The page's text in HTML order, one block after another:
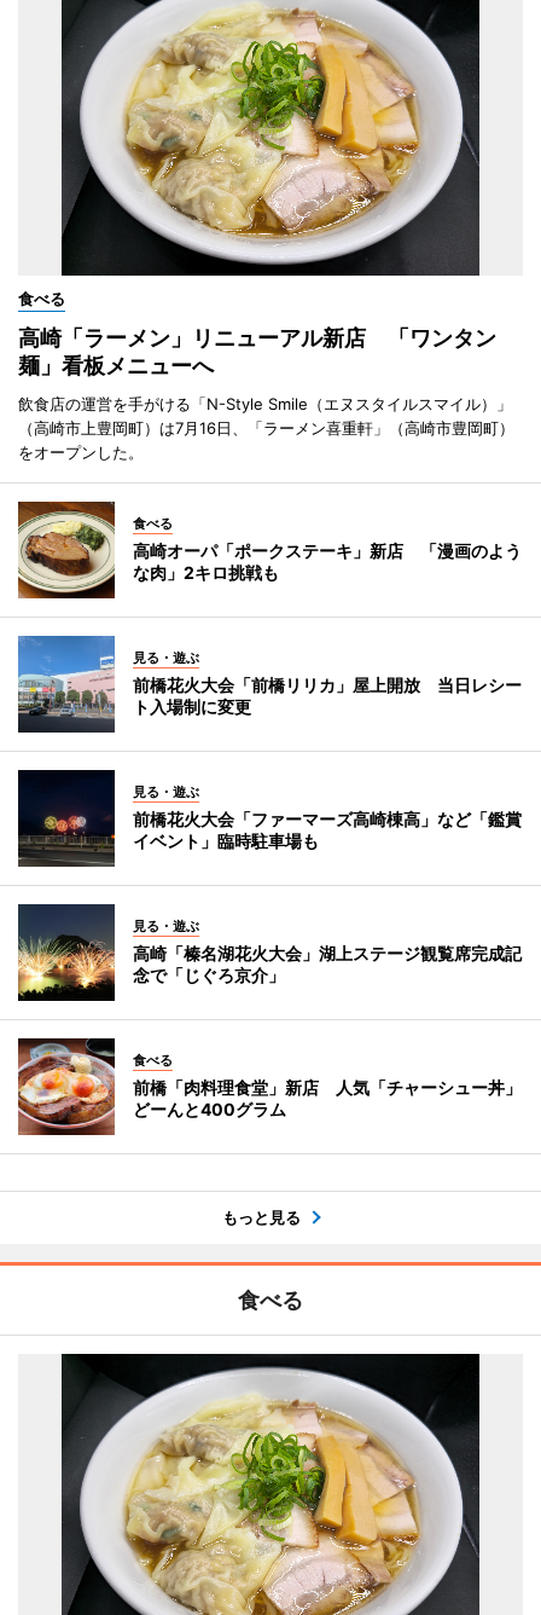
食べる
高崎「ラーメン」リニューアル新店 「ワンタン
麺」看板メニューへ
飲食店の運営を手がける「N-Style Smile（エヌスタイルスマイル）」
（高崎市上豊岡町）は7月16日、「ラーメン喜重軒」（高崎市豊岡町）
をオープンした。
食べる
高崎オーパ「ポークステーキ」新店 「漫画のよう
な肉」2キロ挑戦も
見る・遊ぶ
前橋花火大会「前橋リリカ」屋上開放 当日レシー
ト入場制に変更
見る・遊ぶ
前橋花火大会「ファーマーズ高崎棟高」など「鑑賞
イベント」臨時駐車場も
見る・遊ぶ
高崎「榛名湖花火大会」湖上ステージ観覧席完成記
念で「じぐろ京介」
食べる
前橋「肉料理食堂」新店 人気「チャーシュー丼」
どーんと400グラム
もっと見る
食べる